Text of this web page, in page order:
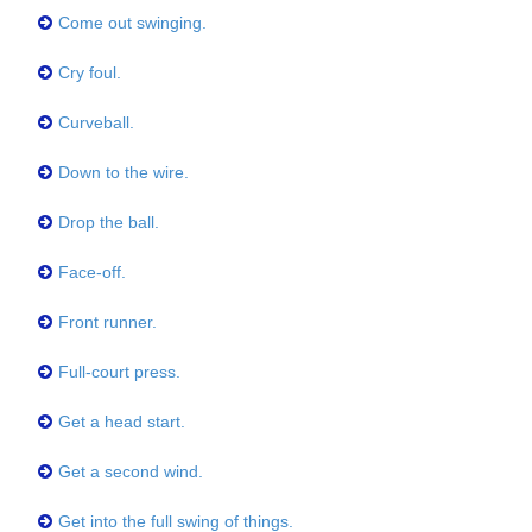
Come out swinging.
Cry foul.
Curveball.
Down to the wire.
Drop the ball.
Face-off.
Front runner.
Full-court press.
Get a head start.
Get a second wind.
Get into the full swing of things.